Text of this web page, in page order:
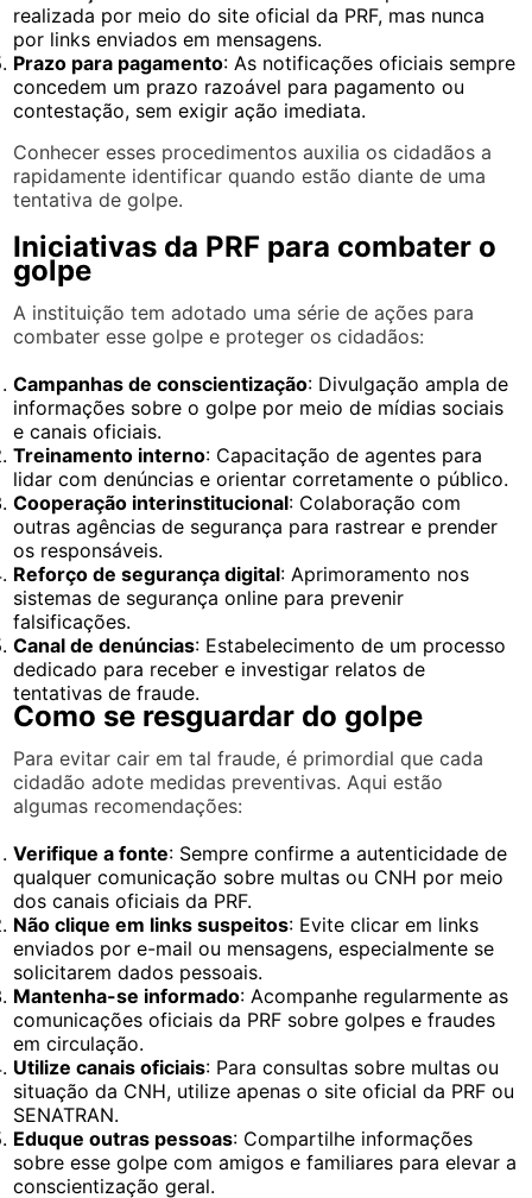
realizada por meio do site oficial da PRF, mas nunca
por links enviados em mensagens.
Prazo para pagamento: As notificações oficiais sempre
concedem um prazo razoável para pagamento ou
contestação, sem exigir ação imediata.
Conhecer esses procedimentos auxilia os cidadãos a
rapidamente identificar quando estão diante de uma
tentativa de golpe.
Iniciativas da PRF para combater o
golpe
A instituição tem adotado uma série de ações para
combater esse golpe e proteger os cidadãos:
Campanhas de conscientização: Divulgação ampla de
informações sobre o golpe por meio de mídias sociais
e canais oficiais.
Treinamento interno: Capacitação de agentes para
lidar com denúncias e orientar corretamente o público.
Cooperação interinstitucional: Colaboração com
outras agências de segurança para rastrear e prender
os responsáveis.
Reforço de segurança digital: Aprimoramento nos
sistemas de segurança online para prevenir
falsificações.
Canal de denúncias: Estabelecimento de um processo
dedicado para receber e investigar relatos de
tentativas de fraude.
Como se resguardar do golpe
Para evitar cair em tal fraude, é primordial que cada
cidadão adote medidas preventivas. Aqui estão
algumas recomendações:
Verifique a fonte: Sempre confirme a autenticidade de
qualquer comunicação sobre multas ou CNH por meio
dos canais oficiais da PRF.
Não clique em links suspeitos: Evite clicar em links
enviados por e-mail ou mensagens, especialmente se
solicitarem dados pessoais.
Mantenha-se informado: Acompanhe regularmente as
comunicações oficiais da PRF sobre golpes e fraudes
em circulação.
Utilize canais oficiais: Para consultas sobre multas ou
situação da CNH, utilize apenas o site oficial da PRF ou
SENATRAN.
Eduque outras pessoas: Compartilhe informações
sobre esse golpe com amigos e familiares para elevar a
conscientização geral.